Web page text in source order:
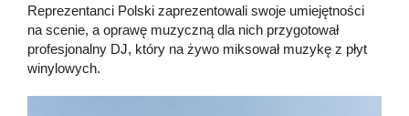
Reprezentanci Polski zaprezentowali swoje umiejętności
na scenie, a oprawę muzyczną dla nich przygotował
profesjonalny DJ, który na żywo miksował muzykę z płyt
winylowych.